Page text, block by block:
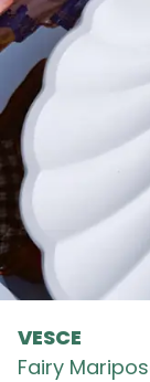
VESCE
Fairy